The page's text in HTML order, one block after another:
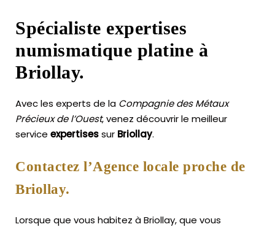
Spécialiste expertises
numismatique platine à
Briollay.
Avec les experts de la Compagnie des Métaux
Précieux de l’Ouest, venez découvrir le meilleur
service expertisessur Briollay.
Contactez l’Agence locale proche de
Briollay.
Lorsque que vous habitez à Briollay, que vous